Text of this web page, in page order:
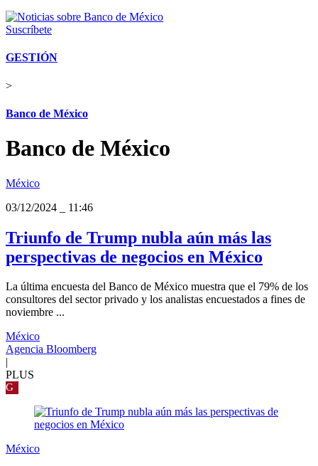
Suscríbete
GESTIÓN
>
Banco de México
Banco de México
México
03/12/2024
11:46
Triunfo de Trump nubla aún más las
perspectivas de negocios en México
La última encuesta del Banco de México muestra que el 79% de los
consultores del sector privado y los analistas encuestados a fines de
noviembre ...
México
Agencia Bloomberg
PLUS
G
México